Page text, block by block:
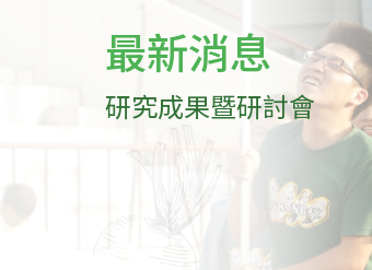
最新消息
研究成果暨研討會